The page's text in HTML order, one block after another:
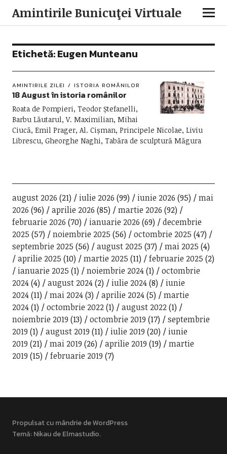
Amintirile Bunicuţei Virtuale
Etichetă:Eugen Munteanu
AMINTIRILE ZILEI ISTORIA ROMÂNILOR
18 August în istoria românilor
Roata de Pompieri, Teodor Ștefanelli,
Barbu Lăutarul, V. Maximilian, Mihai
Ciucă, Emil Prager, Al. Cișman, Principele Nicolae, Liviu
Librescu, Gheorghe Naghi, Tabăra de sculptură Măgura
august 2026 (21) iulie 2026 (99) iunie 2026 (95)
mai
2026 (96) aprilie 2026 (85) martie 2026 (92)
februarie 2026 (70) ianuarie 2026 (69)
decembrie
2025 (57) noiembrie 2025 (56) octombrie 2025 (47)
septembrie 2025 (56) august 2025 (37) mai 2025 (4)
aprilie 2025 (10) martie 2025 (11) februarie 2025 (2)
ianuarie 2025 (1) noiembrie 2024(1)
octombrie
2024(4) august 2024(2) iulie 2024(8)
iunie
2024(11) mai 2024(3) aprilie 2024(5)
martie
2024(1) octombrie 2022(1) august 2022(1)
noiembrie 2019 (13) octombrie 2019 (17)
septembrie
2019 (1) august 2019 (11) iulie 2019 (20)
iunie
2019 (21) mai 2019 (26) aprilie 2019 (19)
martie
2019 (15) februarie 2019 (7)
Propulsat cu mândrie de WordPress
Temă: Nikau deElmastudio.